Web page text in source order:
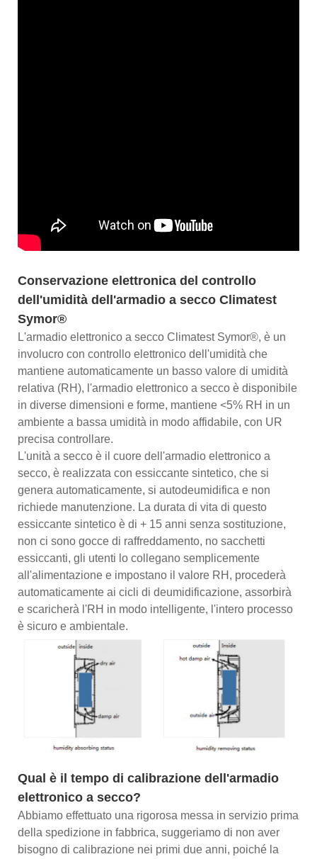
Conservazione elettronica del controllo
dell'umidità dell'armadio a secco Climatest
Symor®
L'armadio elettronico a secco Climatest Symor®, è un
involucro con controllo elettronico dell'umidità che
mantiene automaticamente un basso valore di umidità
relativa (RH), l'armadio elettronico a secco è disponibile
in diverse dimensioni e forme, mantiene <5% RH in un
ambiente a bassa umidità in modo affidabile, con UR
precisa controllare.
L'unità a secco è il cuore dell'armadio elettronico a
secco, è realizzata con essiccante sintetico, che si
genera automaticamente, si autodeumidifica e non
richiede manutenzione. La durata di vita di questo
essiccante sintetico è di + 15 anni senza sostituzione,
non ci sono gocce di raffreddamento, no sacchetti
essiccanti, gli utenti lo collegano semplicemente
all'alimentazione e impostano il valore RH, procederà
automaticamente ai cicli di deumidificazione, assorbirà
e scaricherà l'RH in modo intelligente, l'intero processo
è sicuro e ambientale.
Qual è il tempo di calibrazione dell'armadio
elettronico a secco?
Abbiamo effettuato una rigorosa messa in servizio prima
della spedizione in fabbrica, suggeriamo di non aver
bisogno di calibrazione nei primi due anni, poiché la